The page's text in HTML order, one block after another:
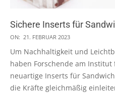
Sichere Inserts für
2023-
02-
21
ON: 21. FEBRUAR 2023
Um Nachhaltigkeit und
haben Forschende am Institut
neuartige Inserts für
die Kräfte gleichmäßig